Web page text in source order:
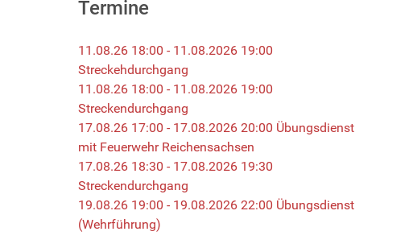
Termine
11.08.26 18:00 - 11.08.2026 19:00
Streckehdurchgang
11.08.26 18:00 - 11.08.2026 19:00
Streckendurchgang
17.08.26 17:00 - 17.08.2026 20:00 Übungsdienst
mit Feuerwehr Reichensachsen
17.08.26 18:30 - 17.08.2026 19:30
Streckendurchgang
19.08.26 19:00 - 19.08.2026 22:00 Übungsdienst
(Wehrführung)